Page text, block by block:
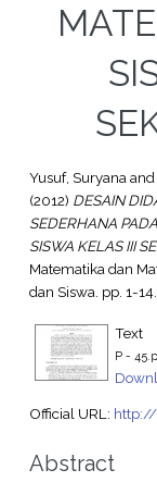
Yusuf, Suryanaand
(2012) DESAIN
SEDERHANA
SISWA KELAS III
Matematika dan
dan Siswa. pp. 1-
Text
P -
Official URL: http://
Abstract